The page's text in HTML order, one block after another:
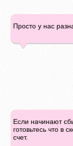
Просто у нас
Если начинают
готовьтесь что в
счет.